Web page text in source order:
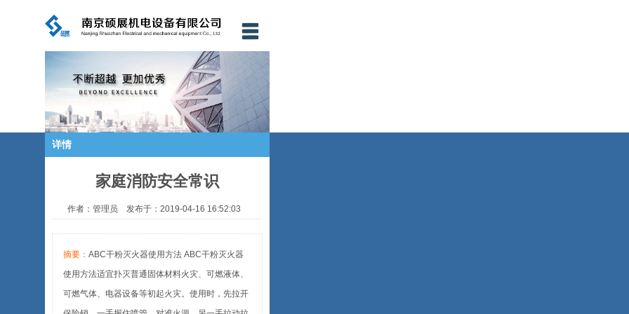
详情
家庭消防安全常识
作者：管理员 发布于：2019-04-16 16:52:03
摘要： ABC干粉灭火器使用方法 ABC干粉灭火器
使用方法适宜扑灭普通固体材料火灾、可燃液体、
可燃气体、电器设备等初起火灾。使用时，先拉开